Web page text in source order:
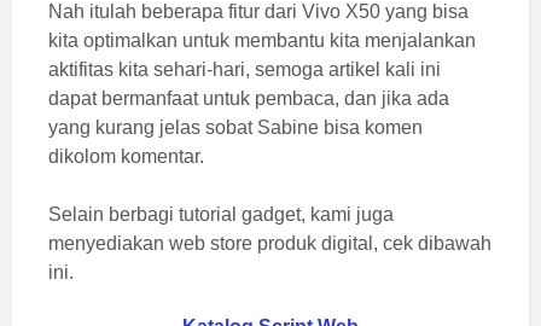
Nah itulah beberapa fitur dari Vivo X50 yang bisa
kita optimalkan untuk membantu kita menjalankan
aktifitas kita sehari-hari, semoga artikel kali ini
dapat bermanfaat untuk pembaca, dan jika ada
yang kurang jelas sobat Sabine bisa komen
dikolom komentar.
Selain berbagi tutorial gadget, kami juga
menyediakan web store produk digital, cek dibawah
ini.